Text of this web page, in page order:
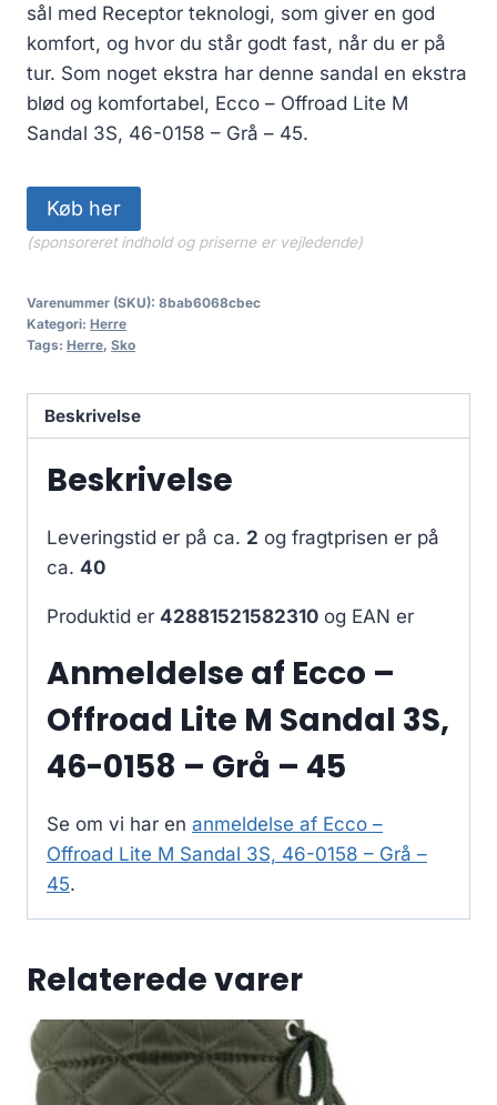
sål med Receptor teknologi, som giver en god
komfort, og hvor du står godt fast, når du er på
tur. Som noget ekstra har denne sandal en ekstra
blød og komfortabel, Ecco – Offroad Lite M
Sandal 3S, 46-0158 – Grå – 45.
Køb her
(sponsoreret indhold og priserne er vejledende)
Varenummer (SKU): 8bab6068cbec
Kategori: Herre
Tags: Herre, Sko
Beskrivelse
Beskrivelse
Leveringstid er på ca. 2 og fragtprisen er på
ca. 40
Produktid er 42881521582310 og EAN er
Anmeldelse af Ecco –
Offroad Lite M Sandal 3S,
46-0158 – Grå – 45
Se om vi har en anmeldelse af Ecco –
Offroad Lite M Sandal 3S, 46-0158 – Grå –
45.
Relaterede varer